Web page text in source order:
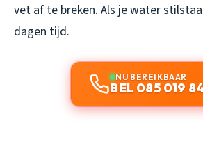
vet af te breken. Als je water
dagen tijd.
NU BEREIKBAAR
BEL 085 019